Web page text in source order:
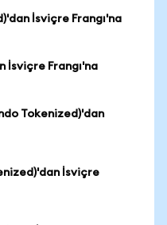
İsviçre Frangı'na
İsviçre Frangı'na
Tokenized)'dan
İsviçre